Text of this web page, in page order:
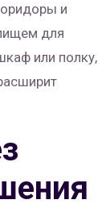
и
для
или полку,